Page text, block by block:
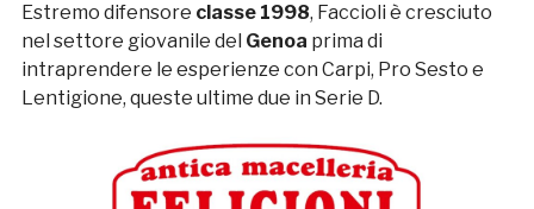
Estremo difensore classe 1998, Faccioli è cresciuto
nel settore giovanile del Genoa prima di
intraprendere le esperienze con Carpi, Pro Sesto e
Lentigione, queste ultime due in Serie D.